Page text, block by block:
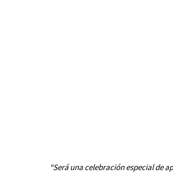
“Será una celebración especial de